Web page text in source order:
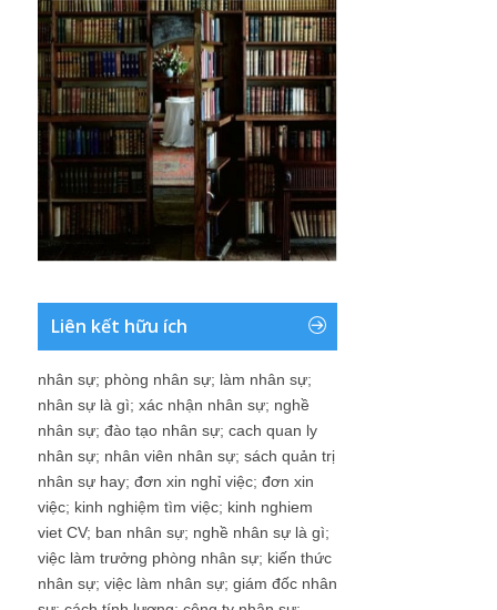
Liên kết hữu ích
nhân sự; phòng nhân sự; làm nhân sự;
nhân sự là gì; xác nhận nhân sự; nghề
nhân sự; đào tạo nhân sự; cach quan ly
nhân sự; nhân viên nhân sự; sách quản trị
nhân sự hay; đơn xin nghỉ việc; đơn xin
việc; kinh nghiệm tìm việc; kinh nghiem
viet CV; ban nhân sự; nghề nhân sự là gì;
việc làm trưởng phòng nhân sự; kiến thức
nhân sự; việc làm nhân sự; giám đốc nhân